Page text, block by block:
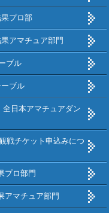
プロ部
アマチュア部門
ブル
ブル
日本アマチュアダン
戦チケット申込みにつ
プロ部門
アマチュア部門